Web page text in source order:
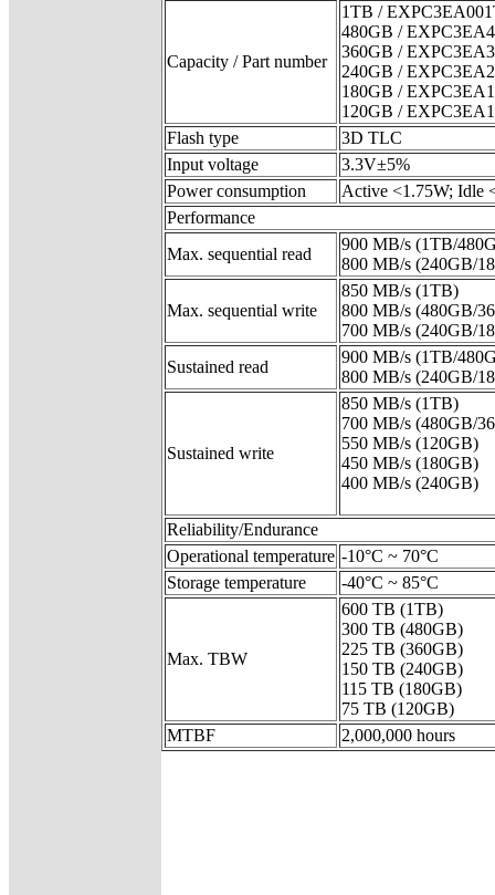
Capacity / Part number
1TB /
480GB /
360GB /
240GB /
180GB /
120GB /
Flash type
3D TLC
Input voltage
3.3V±5%
Power consumption
Active <1.75W; Idle
Performance
Max. sequential read
900 MB/s (1TB/
800 MB/s (240GB/
Max. sequential write
850 MB/s (1TB)
800 MB/s (480GB/
700 MB/s (240GB/
Sustained read
900 MB/s (1TB/
800 MB/s (240GB/
Sustained write
850 MB/s (1TB)
700 MB/s (480GB/
550 MB/s (120GB)
450 MB/s (180GB)
400 MB/s (240GB)
Reliability/Endurance
Operational temperature -10°C ~ 70°C
Storage temperature
-40°C ~ 85°C
Max. TBW
600 TB (1TB)
300 TB (480GB)
225 TB (360GB)
150 TB (240GB)
115 TB (180GB)
75 TB (120GB)
MTBF
2,000,000 hours